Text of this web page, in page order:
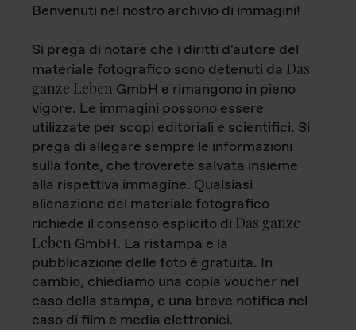
Benvenuti nel nostro archivio di immagini!
Si prega di notare che i diritti d'autore del
materiale fotografico sono detenuti da Das
ganze Leben GmbH e rimangono in pieno
vigore. Le immagini possono essere
utilizzate per scopi editoriali e scientifici. Si
prega di allegare sempre le informazioni
sulla fonte, che troverete salvata insieme
alla rispettiva immagine. Qualsiasi
alienazione del materiale fotografico
richiede il consenso esplicito di Das ganze
Leben GmbH. La ristampa e la
pubblicazione delle foto è gratuita. In
cambio, chiediamo una copia voucher nel
caso della stampa, e una breve notifica nel
caso di film e media elettronici.